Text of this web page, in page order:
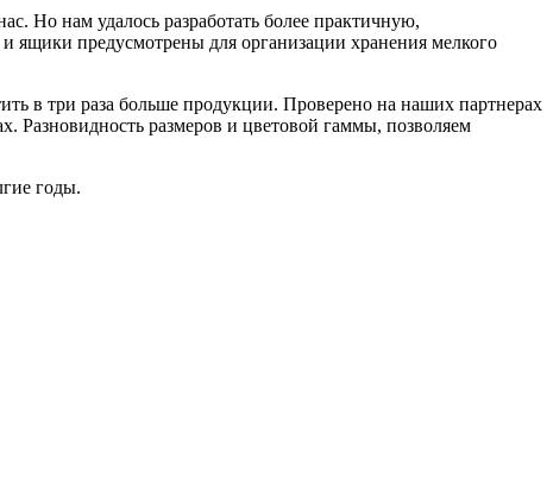
Но нам удалось разработать более практичную,
ящики предусмотрены для организации хранения мелкого
в три раза больше продукции. Проверено на наших партнерах
Разновидность размеров и цветовой гаммы, позволяем
годы.